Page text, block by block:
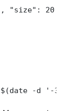
"size": 20
-d '-30